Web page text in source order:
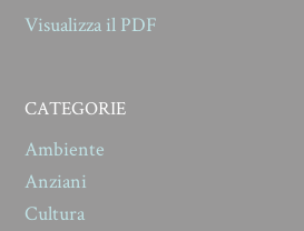
Visualizza il PDF
CATEGORIE
Ambiente
Anziani
Cultura